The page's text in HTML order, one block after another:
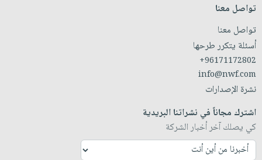
تواصل معنا
تواصل معنا
أسئلة يتكرر طرحها
+96171172802
info@nwf.com
نشرة الإصدارات
اشترك مجاناً في نشراتنا البريدية
كي يصلك آخر أخبار الشركة